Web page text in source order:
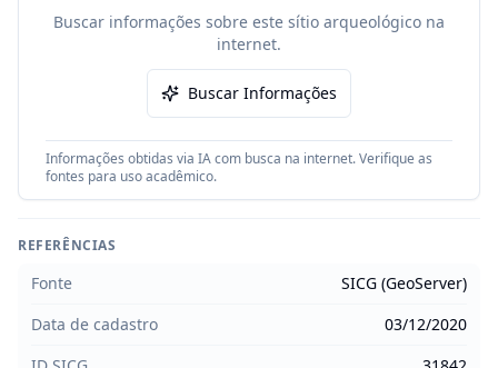
Buscar informações sobre este sítio arqueológico na
internet.
Buscar Informações
Informações obtidas via IA com busca na internet. Verifique as
fontes para uso acadêmico.
REFERÊNCIAS
Fonte
SICG (GeoServer)
Data de cadastro
03/12/2020